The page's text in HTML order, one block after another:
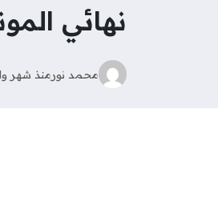
نهائي
محمد نورمنذ شهر